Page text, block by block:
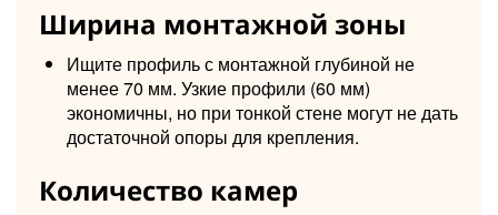
Ширина монтажной зоны
Ищите профиль с монтажной глубиной не
менее 70 мм. Узкие профили (60 мм)
экономичны, но при тонкой стене могут не дать
достаточной опоры для крепления.
Количество камер